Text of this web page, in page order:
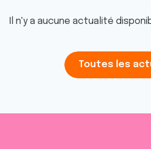
Il n'y a aucune actualité
Toutes les